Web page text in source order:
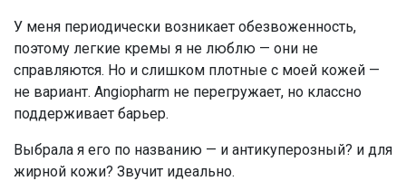
У меня периодически возникает обезвоженность,
поэтому легкие кремы я не люблю — они не
справляются. Но и слишком плотные с моей кожей —
не вариант. Angiopharm не перегружает, но классно
поддерживает барьер.
Выбрала я его по названию — и антикуперозный? и для
жирной кожи? Звучит идеально.